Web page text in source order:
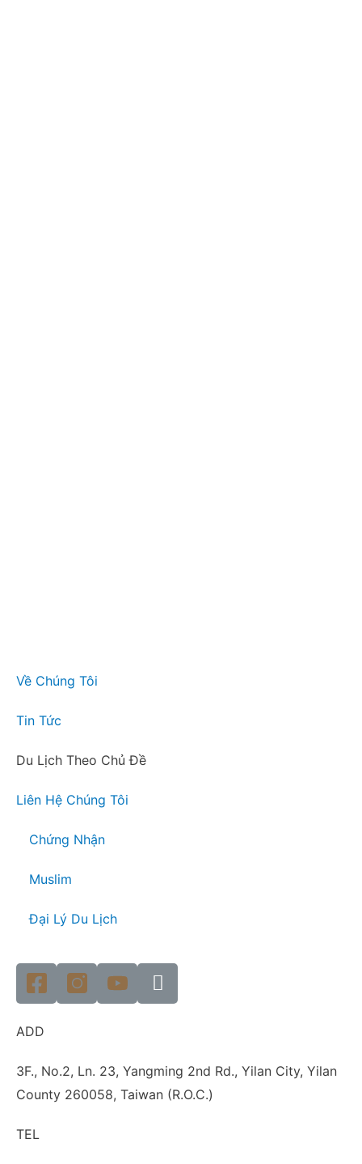
Về Chúng Tôi
Tin Tức
Du Lịch Theo Chủ Đề
Liên Hệ Chúng Tôi
Chứng Nhận
Muslim
Đại Lý Du Lịch
ADD
3F., No.2, Ln. 23, Yangming 2nd Rd., Yilan City, Yilan
County 260058, Taiwan (R.O.C.)
TEL